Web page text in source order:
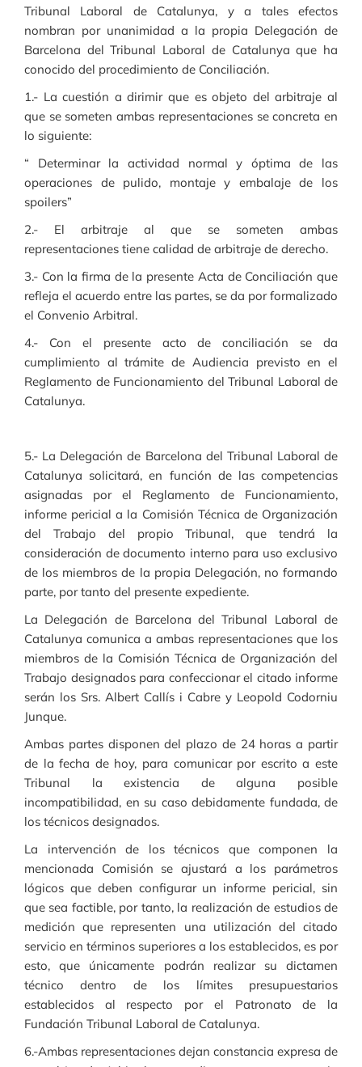
Tribunal Laboral de Catalunya, y a tales efectos
nombran por unanimidad a la propia Delegación de
Barcelona del Tribunal Laboral de Catalunya que ha
conocido del procedimiento de Conciliación.
1.- La cuestión a dirimir que es objeto del arbitraje al
que se someten ambas representaciones se concreta en
lo siguiente:
“ Determinar la actividad normal y óptima de las
operaciones de pulido, montaje y embalaje de los
spoilers”
2.- El arbitraje al que se someten ambas
representaciones tiene calidad de arbitraje de derecho.
3.- Con la firma de la presente Acta de Conciliación que
refleja el acuerdo entre las partes, se da por formalizado
el Convenio Arbitral.
4.- Con el presente acto de conciliación se da
cumplimiento al trámite de Audiencia previsto en el
Reglamento de Funcionamiento del Tribunal Laboral de
Catalunya.
5.- La Delegación de Barcelona del Tribunal Laboral de
Catalunya solicitará, en función de las competencias
asignadas por el Reglamento de Funcionamiento,
informe pericial a la Comisión Técnica de Organización
del Trabajo del propio Tribunal, que tendrá la
consideración de documento interno para uso exclusivo
de los miembros de la propia Delegación, no formando
parte, por tanto del presente expediente.
La Delegación de Barcelona del Tribunal Laboral de
Catalunya comunica a ambas representaciones que los
miembros de la Comisión Técnica de Organización del
Trabajo designados para confeccionar el citado informe
serán los Srs. Albert Callís i Cabre y Leopold Codorniu
Junque.
Ambas partes disponen del plazo de 24 horas a partir
de la fecha de hoy, para comunicar por escrito a este
Tribunal la existencia de alguna posible
incompatibilidad, en su caso debidamente fundada, de
los técnicos designados.
La intervención de los técnicos que componen la
mencionada Comisión se ajustará a los parámetros
lógicos que deben configurar un informe pericial, sin
que sea factible, por tanto, la realización de estudios de
medición que representen una utilización del citado
servicio en términos superiores a los establecidos, es por
esto, que únicamente podrán realizar su dictamen
técnico dentro de los límites presupuestarios
establecidos al respecto por el Patronato de la
Fundación Tribunal Laboral de Catalunya.
6.-Ambas representaciones dejan constancia expresa de